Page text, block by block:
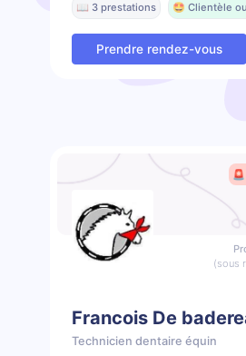
📖 3 prestations 🤩 Clientèle
Prendre rendez-vous
(sous
Francois De
Technicien dentaire équin